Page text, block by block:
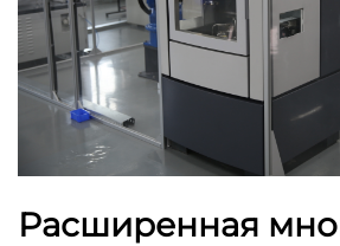
Расширенная